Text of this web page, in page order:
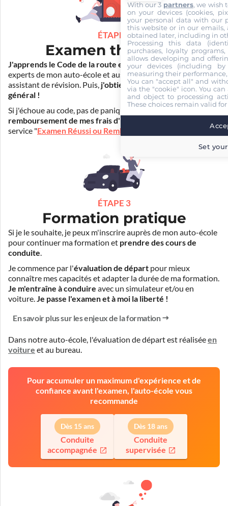
ÉTAPE 2
Examen théorique
J'apprends le Code de la route en ligne . Je suis aidé par les
experts de mon auto-école et aussi par Mister Codes, mon
assistant de révision. Puis, j'obtiens l'examen théorique
général !
Si j'échoue au code, pas de panique ! Je peux bénéficier du
remboursement de mes frais d'inscription
service "Examen Réussi ou Remboursé
ÉTAPE 3
Formation pratique
Si je le souhaite, je peux m'inscrire auprès de mon auto-école
pour continuer ma formation et prendre des cours de
conduite.
Je commence par l'évaluation de départ pour mieux
connaître mes capacités et adapter la durée de ma formation.
Je m'entraîne à conduire avec un simulateur et/ou en
voiture. Je passe l'examen et à moi la liberté !
En savoir plus sur les enjeux de la formation
Dans notre auto-école, l'évaluation de départ est réaliséeen
voiture etau bureau
Pour accumuler un maximum d'expérience et de
confiance avant l'examen, l'auto-école vous
recommande
Dès 15 ans
Conduite
accompagnée
Dès 18 ans
Conduite
supervisée
With our 3 partners, we wish
on your devices (cookies,
your personal data with our
this website or in our emails,
obtained later, including in
Processing this data
purchases, loyalty
allows developing and
your devices (including
measuring their
You can "accept all" and
via the "cookie" icon. You
and object to processing
These choices remain valid
Set